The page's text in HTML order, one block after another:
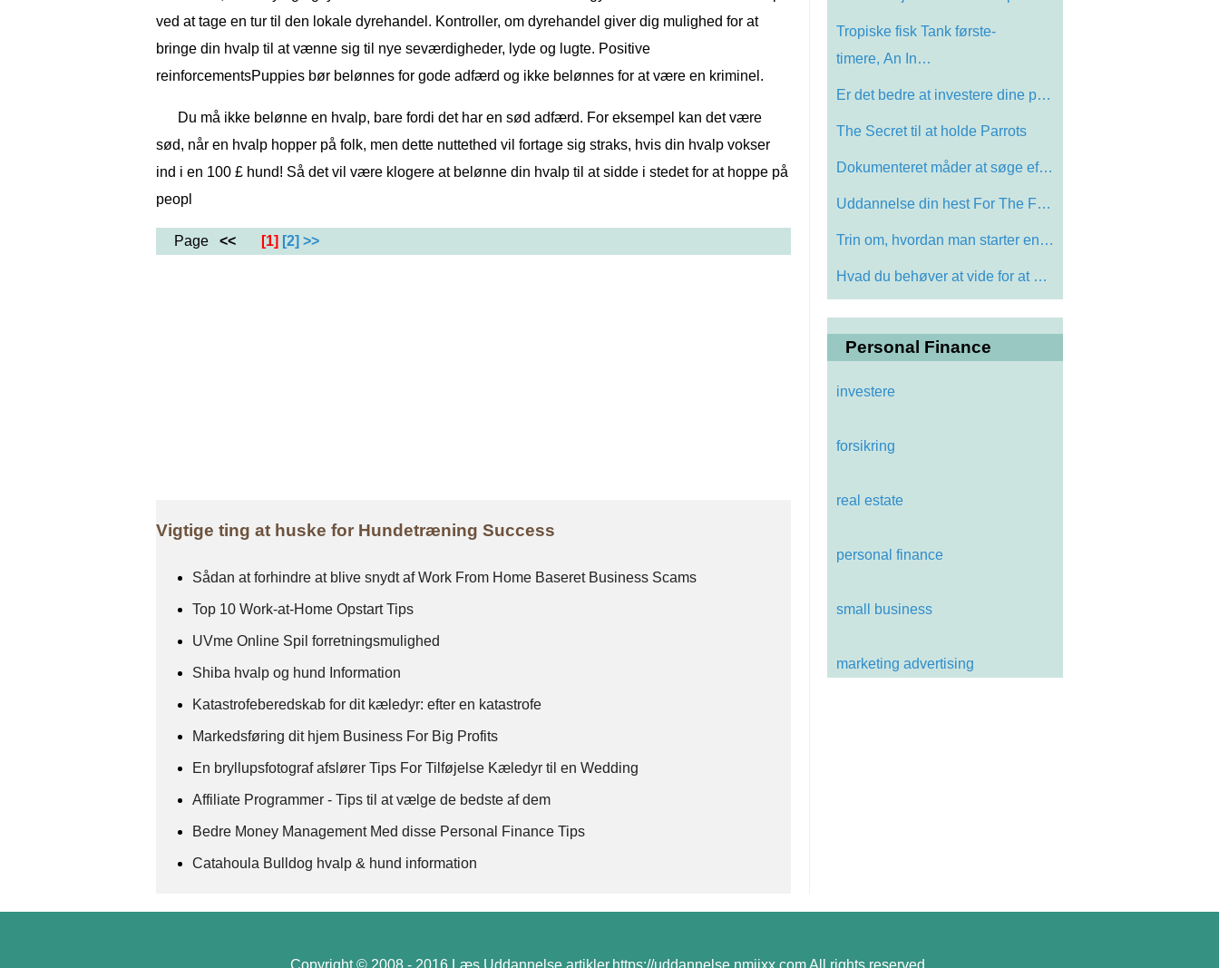
ved at tage en tur til den lokale dyrehandel. Kontroller, om dyrehandel giver dig mulighed for at
bringe din hvalp til at vænne sig til nye seværdigheder, lyde og lugte. Positive
reinforcementsPuppies bør belønnes for gode adfærd og ikke belønnes for at være en kriminel.
Du må ikke belønne en hvalp, bare fordi det har en sød adfærd. For eksempel kan det være
sød, når en hvalp hopper på folk, men dette nuttethed vil fortage sig straks, hvis din hvalp vokser
ind i en 100 £ hund! Så det vil være klogere at belønne din hvalp til at sidde i stedet for at hoppe på
peopl
Page << [1] [2] >>
Vigtige ting at huske for Hundetræning Success
Sådan at forhindre at blive snydt af Work From Home Baseret Business Scams
Top 10 Work-at-Home Opstart Tips
UVme Online Spil forretningsmulighed
Shiba hvalp og hund Information
Katastrofeberedskab for dit kæledyr: efter en katastrofe
Markedsføring dit hjem Business For Big Profits
En bryllupsfotograf afslører Tips For Tilføjelse Kæledyr til en Wedding
Affiliate Programmer - Tips til at vælge de bedste af dem
Bedre Money Management Med disse Personal Finance Tips
Catahoula Bulldog hvalp & hund information
Tropiske fisk Tank første-
timere, An In…
Er det bedre at investere dine penge ell…
The Secret til at holde Parrots
Dokumenteret måder at søge efter uanme…
Uddannelse din hest For The Farrier
Trin om, hvordan man starter en virksomh…
Hvad du behøver at vide for at øge din…
Personal Finance
investere
forsikring
real estate
personal finance
small business
marketing advertising
Copyright © 2008 - 2016 Læs Uddannelse artikler,https://uddannelse.nmjjxx.com All rights reserved.